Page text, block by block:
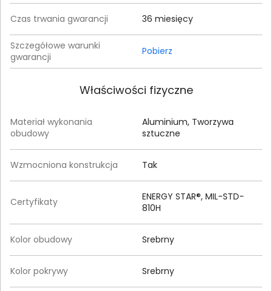
Czas trwania gwarancji 36 miesięcy
Szczegółowe warunki
gwarancji
Pobierz
Właściwości fizyczne
Materiał wykonania
obudowy
Aluminium, Tworzywa
sztuczne
Wzmocniona konstrukcja Tak
Certyfikaty
ENERGY STAR®, MIL-STD-
810H
Kolor obudowy Srebrny
Kolor pokrywy Srebrny